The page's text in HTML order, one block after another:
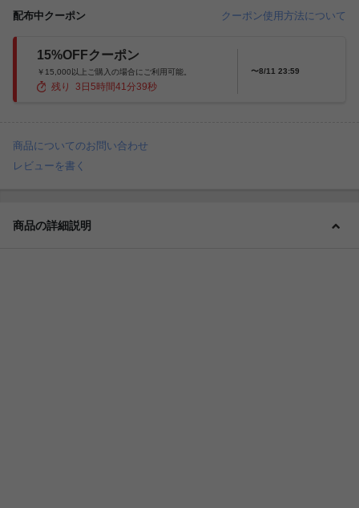
配布中クーポン クーポン使用方法について
15%OFFクーポン
￥15,000以上ご購入の場合にご利用可能。
残り 3 日5 時間41分37秒
〜8/11 23:59
商品についてのお問い合わせ
レビューを書く
商品の詳細説明